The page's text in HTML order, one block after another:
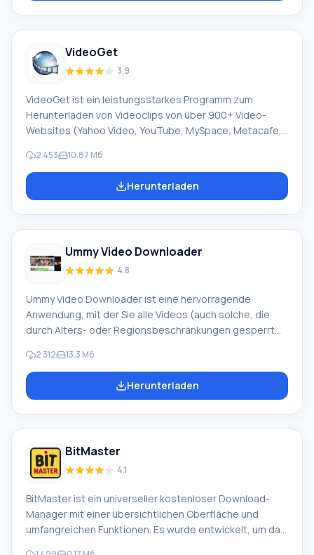
140+ Anime-Serien) im flv- und avi-Format. Praktischer
WinAmp Music Online-Player, mit Unterstützung
VideoGet
3.9
VideoGet ist ein leistungsstarkes Programm zum
Herunterladen von Videoclips von über 900+ Video-
Websites (Yahoo Video, YouTube, MySpace, Metacafe,
Möglichkeit, sie in verschiedene Formate umzuwandeln,
um sie auf einem Videoplayer, Computer oder
Mobiltelefon anzusehen. Trotz der Vielzahl von
Funktion; durch Klicken auf die entsprechende
Schaltfläche neben dem Video wird der Download
2 453 10.87 Mб
Herunterladen
Ummy Video Downloader
4.8
Ummy Video Downloader ist eine hervorragende
Anwendung, mit der Sie alle Videos (auch solche, die
durch Alters- oder Regionsbeschränkungen gesperrt
YouTube herunterladen können. Sie können entweder
das gesamte Video oder nur die Tonspur herunterladen.
Die Anwendung verfügt über eine prägnante,
von Ummy Video Downloader: Zum Arbeiten kopieren
Sie einfach die Adresse
2 312 13.3 Мб
Herunterladen
BitMaster
4.1
BitMaster ist ein universeller kostenloser Download-
Manager mit einer übersichtlichen Oberfläche und
umfangreichen Funktionen. Es wurde entwickelt, um das